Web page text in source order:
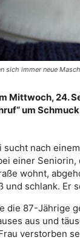
sich immer neue
Mittwoch, 24.
um
sucht nach
einer
wohnt,
und schlank. Er
die 87-Jährige
aus und
verstorben